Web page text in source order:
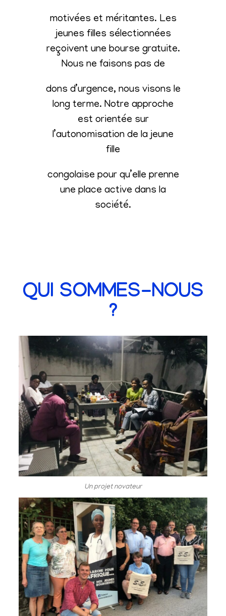
motivées et méritantes. Les
jeunes filles sélectionnées
reçoivent une bourse gratuite.
Nous ne faisons pas de
dons d’urgence, nous visons le
long terme. Notre approche
est orientée sur
l’autonomisation de la jeune
fille
congolaise pour qu’elle prenne
une place active dans la
société.
QUI SOMMES-NOUS
?
Un projet novateur